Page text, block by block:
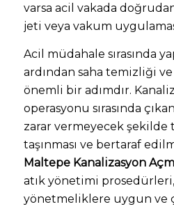
varsa acil vakada
jeti veya vakum
Acil müdahale sırasında
ardından saha temizliği
önemli bir adımdır.
operasyonu sırasında
zarar vermeyecek şekilde
taşınması ve bertaraf
Maltepe Kanalizasyon
atık yönetimi prosedürleri,
yönetmeliklere uygun ve